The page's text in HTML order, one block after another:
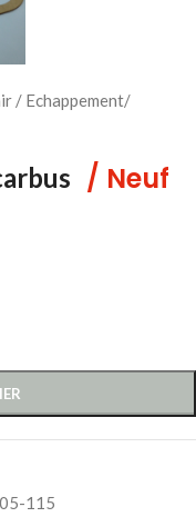
/ Echappement/
/ Neuf
115